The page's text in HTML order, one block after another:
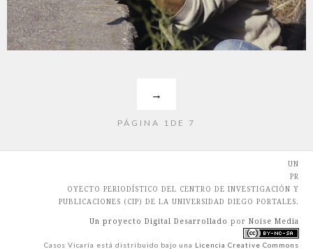
→
PÁGINA 1DE 7
UN
PR
OYECTO PERIODÍSTICO DEL CENTRO DE INVESTIGACIÓN Y
PUBLICACIONES (CIP) DE LA UNIVERSIDAD DIEGO PORTALES.
Un proyecto Digital Desarrollado por Noise Media
Casos Vicaría está distribuido bajo una Licencia Creative Commons